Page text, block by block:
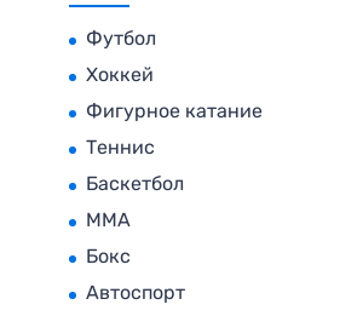
Футбол
Хоккей
Фигурное катание
Теннис
Баскетбол
MMA
Бокс
Автоспорт